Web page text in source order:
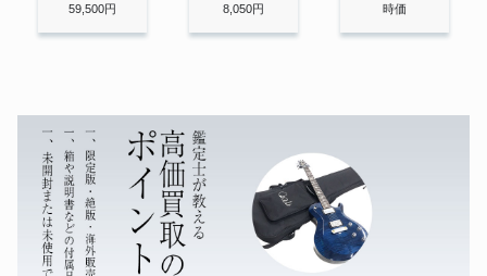
津軽三味線
エレキギター モズライト ベンチ
Hall Model 2018/ジム ホール
ゼマイティス
Zemaitis CS24MF BK ゼマイテ
ィス カスタムショップ
Tokai
TOKAI ギブソン J-160E TJE65
日本製
ハンスホイヤー
Hans Hoyer ハンスホイヤー フ
ルダブルホルン ベルカットホル
ン Model 801
59,500円 8,050円 時価